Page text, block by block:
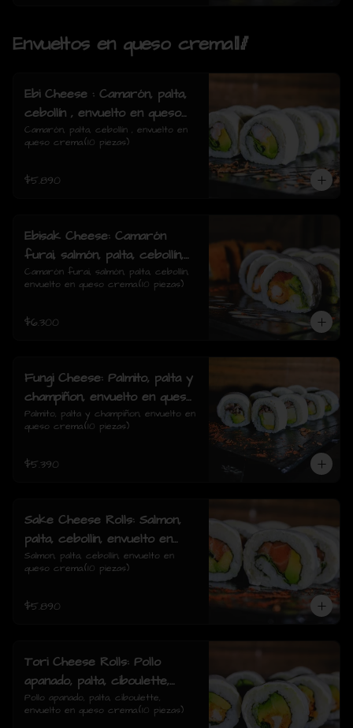
Envueltos en queso crema🥢
Ebi Cheese : Camarón, palta,
cebollín , envuelto en queso
crema.
Camarón, palta, cebollín , envuelto en
queso crema.(10 piezas)
$5.890
Ebisak Cheese: Camarón
furai, salmón, palta, cebollín,
envuelto en queso crema.
Camarón furai, salmón, palta, cebollín,
envuelto en queso crema.(10 piezas)
$6.300
Fungi Cheese: Palmito, palta y
champiñon, envuelto en queso
crema.
Palmito, palta y champiñon, envuelto en
queso crema.(10 piezas)
$5.390
Sake Cheese Rolls: Salmon,
palta, cebollin, envuelto en
queso crema.
Salmon, palta, cebollín, envuelto en
queso crema.(10 piezas)
$5.890
Tori Cheese Rolls: Pollo
apanado, palta, ciboulette,
envuelto en queso crema.
Pollo apanado, palta, ciboulette,
envuelto en queso crema.(10 piezas)